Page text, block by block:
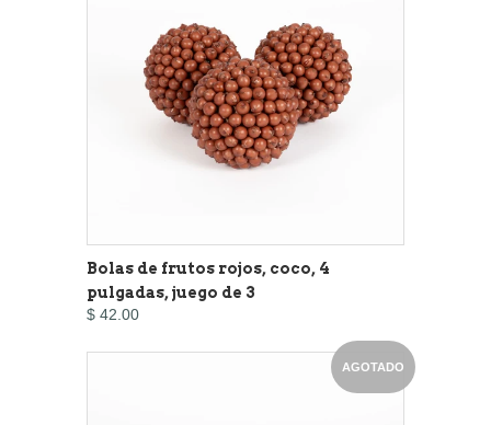
Bolas de frutos rojos, coco, 4
pulgadas, juego de 3
$ 42.00
AGOTADO